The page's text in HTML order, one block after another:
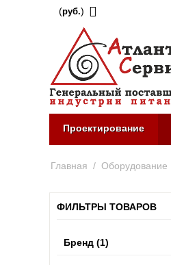
(руб.)
Проектирование
Главная / Оборудование
ФИЛЬТРЫ ТОВАРОВ
Бренд (1)